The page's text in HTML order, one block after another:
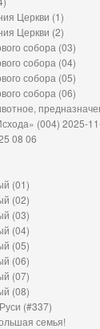
Церкви (1)
Церкви (2)
собора (03)
собора (04)
собора (05)
собора (06)
(004) 2025-
08 06
(01)
(02)
(03)
(04)
(05)
(06)
(07)
(08)
(#337)
семья!